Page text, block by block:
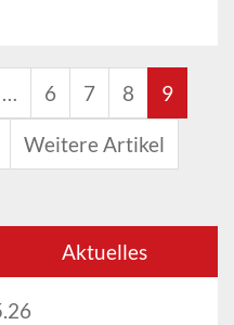
… 6 7 8 9
Weitere Artikel
Aktuelles